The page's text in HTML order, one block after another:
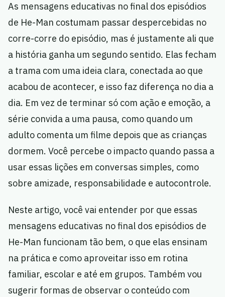
As mensagens educativas no final dos episódios
de He-Man costumam passar despercebidas no
corre-corre do episódio, mas é justamente ali que
a história ganha um segundo sentido. Elas fecham
a trama com uma ideia clara, conectada ao que
acabou de acontecer, e isso faz diferença no dia a
dia. Em vez de terminar só com ação e emoção, a
série convida a uma pausa, como quando um
adulto comenta um filme depois que as crianças
dormem. Você percebe o impacto quando passa a
usar essas lições em conversas simples, como
sobre amizade, responsabilidade e autocontrole.
Neste artigo, você vai entender por que essas
mensagens educativas no final dos episódios de
He-Man funcionam tão bem, o que elas ensinam
na prática e como aproveitar isso em rotina
familiar, escolar e até em grupos. Também vou
sugerir formas de observar o conteúdo com